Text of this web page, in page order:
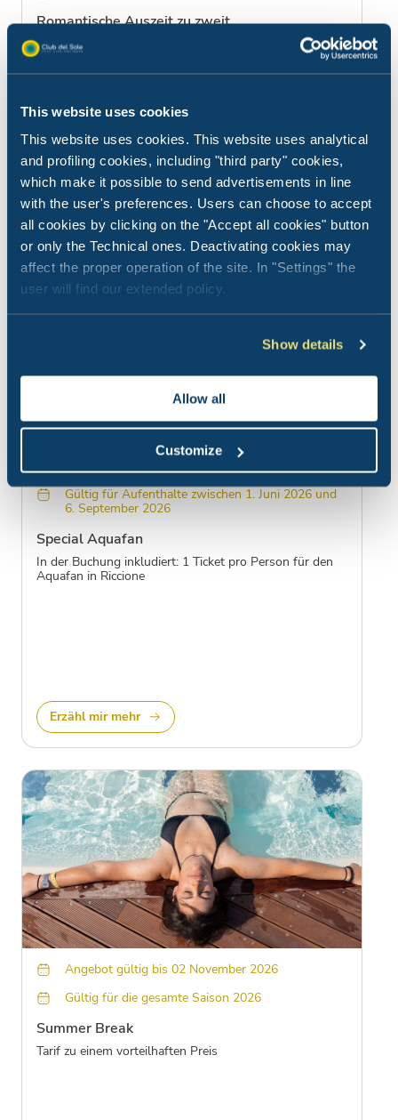
This website uses cookies
This website uses cookies. This website uses analytical
and profiling cookies, including "third party" cookies,
which make it possible to send advertisements in line
with the user's preferences. Users can choose to accept
all cookies by clicking on the "Accept all cookies" button
or only the Technical ones. Deactivating cookies may
affect the proper operation of the site. In "Settings" the
user will find our extended policy.
Show details
Allow all
Customize
Romantische Auszeit zu zweit
Flasche Prosecco im Zimmer bei der Ankunft und
Frühstück inklusive
Erzähl mir mehr
Gültig für Aufenthalte zwischen 1. Juni 2026 und
6. September 2026
Special Aquafan
In der Buchung inkludiert: 1 Ticket pro Person für den
Aquafan in Riccione
Erzähl mir mehr
Angebot gültig bis 02 November 2026
Gültig für die gesamte Saison 2026
Summer Break
Tarif zu einem vorteilhaften Preis